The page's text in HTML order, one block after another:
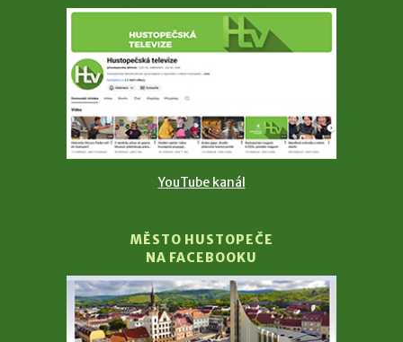
YouTube kanál
MĚSTO HUSTOPEČE
NA FACEBOOKU